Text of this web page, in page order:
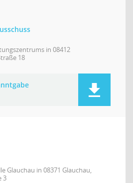
in 08412
18
Glauchau in 08371 Glauchau,
3